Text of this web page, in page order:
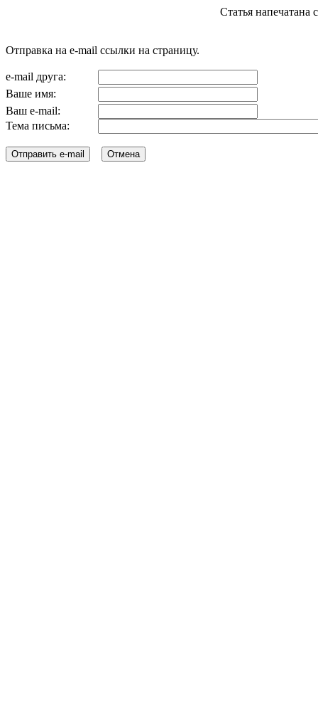
Статья напечатана
Отправка на e-mail ссылки на страницу.
e-mail друга:
Ваше имя:
Ваш e-mail:
Тема письма: